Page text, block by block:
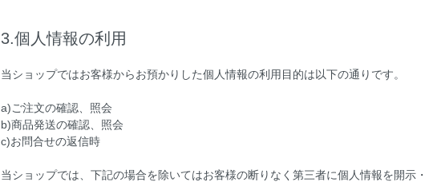
3.個人情報の利用
当ショップではお客様からお預かりした個人情報の利用目的は以下の通りです。
a)ご注文の確認、照会
b)商品発送の確認、照会
c)お問合せの返信時
当ショップでは、下記の場合を除いてはお客様の断りなく第三者に個人情報を開示